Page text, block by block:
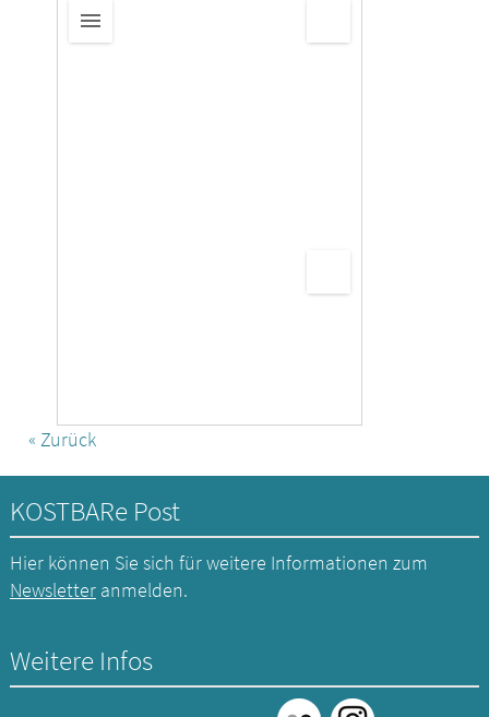
« Zurück
KOSTBARe Post
Hier können Sie sich für weitere Informationen zum
Newsletteranmelden.
Weitere Infos